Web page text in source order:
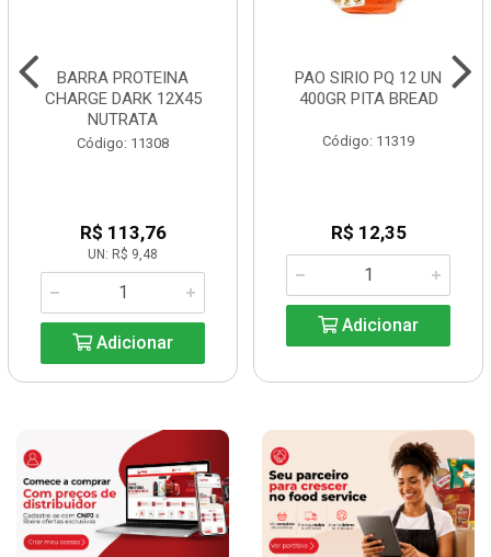
BARRA PROTEINA
CHARGE DARK 12X45
NUTRATA
Código: 11308
R$ 113,76
UN: R$ 9,48
Adicionar
PAO SIRIO PQ 12 UN
400GR PITA BREAD
Código: 11319
R$ 12,35
Adicionar